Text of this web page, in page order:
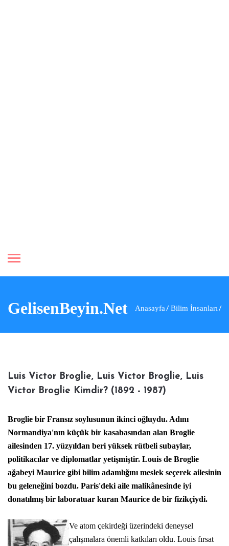
GelisenBeyin.Net Anasayfa Bilim İnsanları
Luis Victor Broglie, Luis Victor Broglie, Luis
Victor Broglie Kimdir? (1892 - 1987)
Broglie bir Fransız soylusunun ikinci oğluydu. Adını
Normandiya'nın küçük bir kasabasından alan Broglie
ailesinden 17. yüzyıldan beri yüksek rütbeli subaylar,
politikacılar ve diplomatlar yetişmiştir. Louis de Broglie
ağabeyi Maurice gibi bilim adamlığını meslek seçerek ailesinin
bu geleneğini bozdu. Paris'deki aile malikânesinde iyi
donatılmış bir laboratuar kuran Maurice de bir fizikçiydi.
Ve atom çekirdeği üzerindeki deneysel
çalışmalara önemli katkıları oldu. Louis fırsat